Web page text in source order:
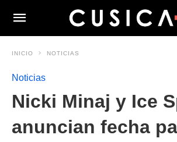
INICIO NOTICIAS
Noticias
Nicki Minaj y Ice
anuncian fecha